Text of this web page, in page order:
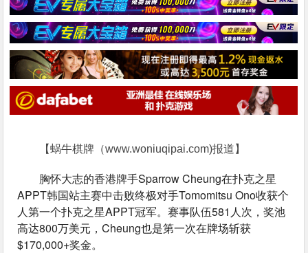
【蜗牛棋牌（www.woniuqipai.com)报道】
胸怀大志的香港牌手Sparrow Cheung在扑克之星
APPT韩国站主赛中击败终极对手Tomomitsu Ono收获个
人第一个扑克之星APPT冠军。赛事队伍581人次，奖池
高达800万美元，Cheung也是第一次在牌场斩获
$170,000+奖金。